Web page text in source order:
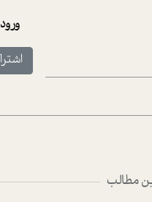
ورود
مطالب